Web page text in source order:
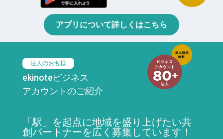
アプリについて詳しくはこちら
法人のお客様
ekinoteビジネス
アカウントのご紹介
「駅」を起点に地域を盛り上げたい共
創パートナーを広く募集しています！